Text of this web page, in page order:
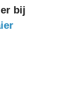
bij